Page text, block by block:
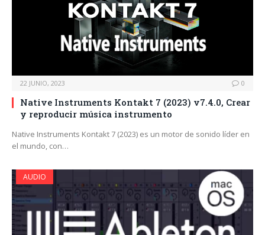
22 JUNIO, 2023 0
Native Instruments Kontakt 7 (2023) v7.4.0, Crear
y reproducir música instrumento
Native Instruments Kontakt 7 (2023) es un motor de sonido líder en
el mundo, con…
AUDIO